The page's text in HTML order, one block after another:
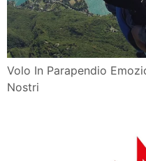
Volo In Parapendio
Nostri